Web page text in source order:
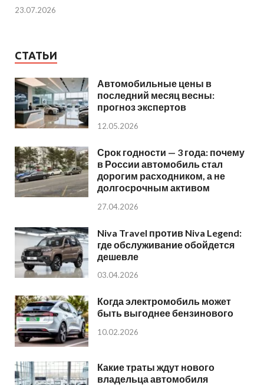
23.07.2026
СТАТЬИ
Автомобильные цены в
последний месяц весны:
прогноз экспертов
12.05.2026
Срок годности — 3 года: почему
в России автомобиль стал
дорогим расходником, а не
долгосрочным активом
27.04.2026
Niva Travel против Niva Legend:
где обслуживание обойдется
дешевле
03.04.2026
Когда электромобиль может
быть выгоднее бензинового
10.02.2026
Какие траты ждут нового
владельца автомобиля